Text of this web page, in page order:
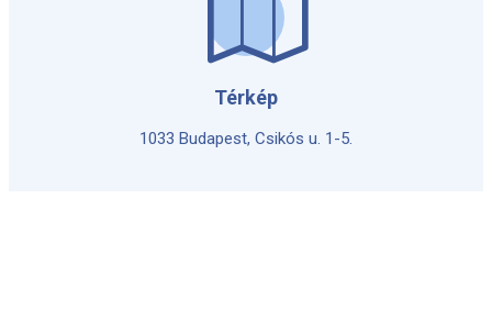
Térkép
1033 Budapest, Csikós u. 1-5.